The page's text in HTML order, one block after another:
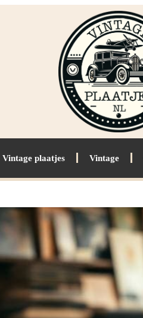
Vintage plaatjes Vintage